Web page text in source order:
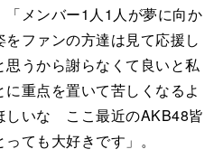
「メンバー1人1人が夢に向か
ファンの方達は見て応援し
うから謝らなくて良いと私
重点を置いて苦しくなるよ
しいな ここ最近のAKB48皆
ても大好きです」。